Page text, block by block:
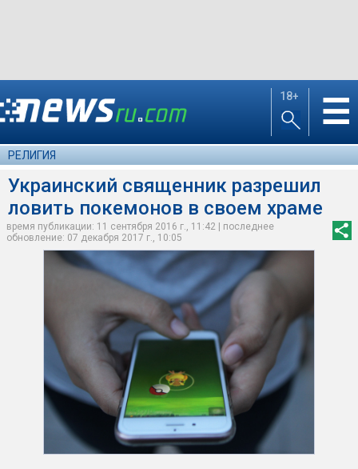
18+ ☰
РЕЛИГИЯ
Украинский священник разрешил
ловить покемонов в своем храме
время публикации: 11 сентября 2016 г., 11:42 | последнее
обновление: 07 декабря 2017 г., 10:05